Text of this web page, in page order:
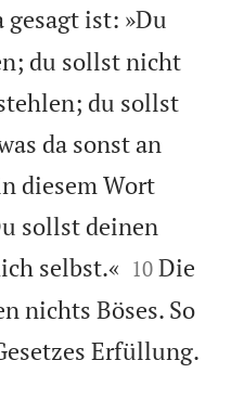
gesagt ist: »Du
du sollst nicht
du sollst
da sonst an
diesem Wort
sollst deinen
selbst.« 

10 Die
nichts Böses. So
Erfüllung.